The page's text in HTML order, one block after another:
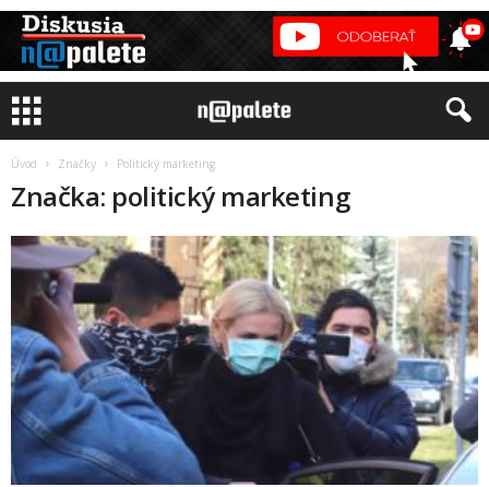
Úvod Značky Politický marketing
Značka: politický marketing